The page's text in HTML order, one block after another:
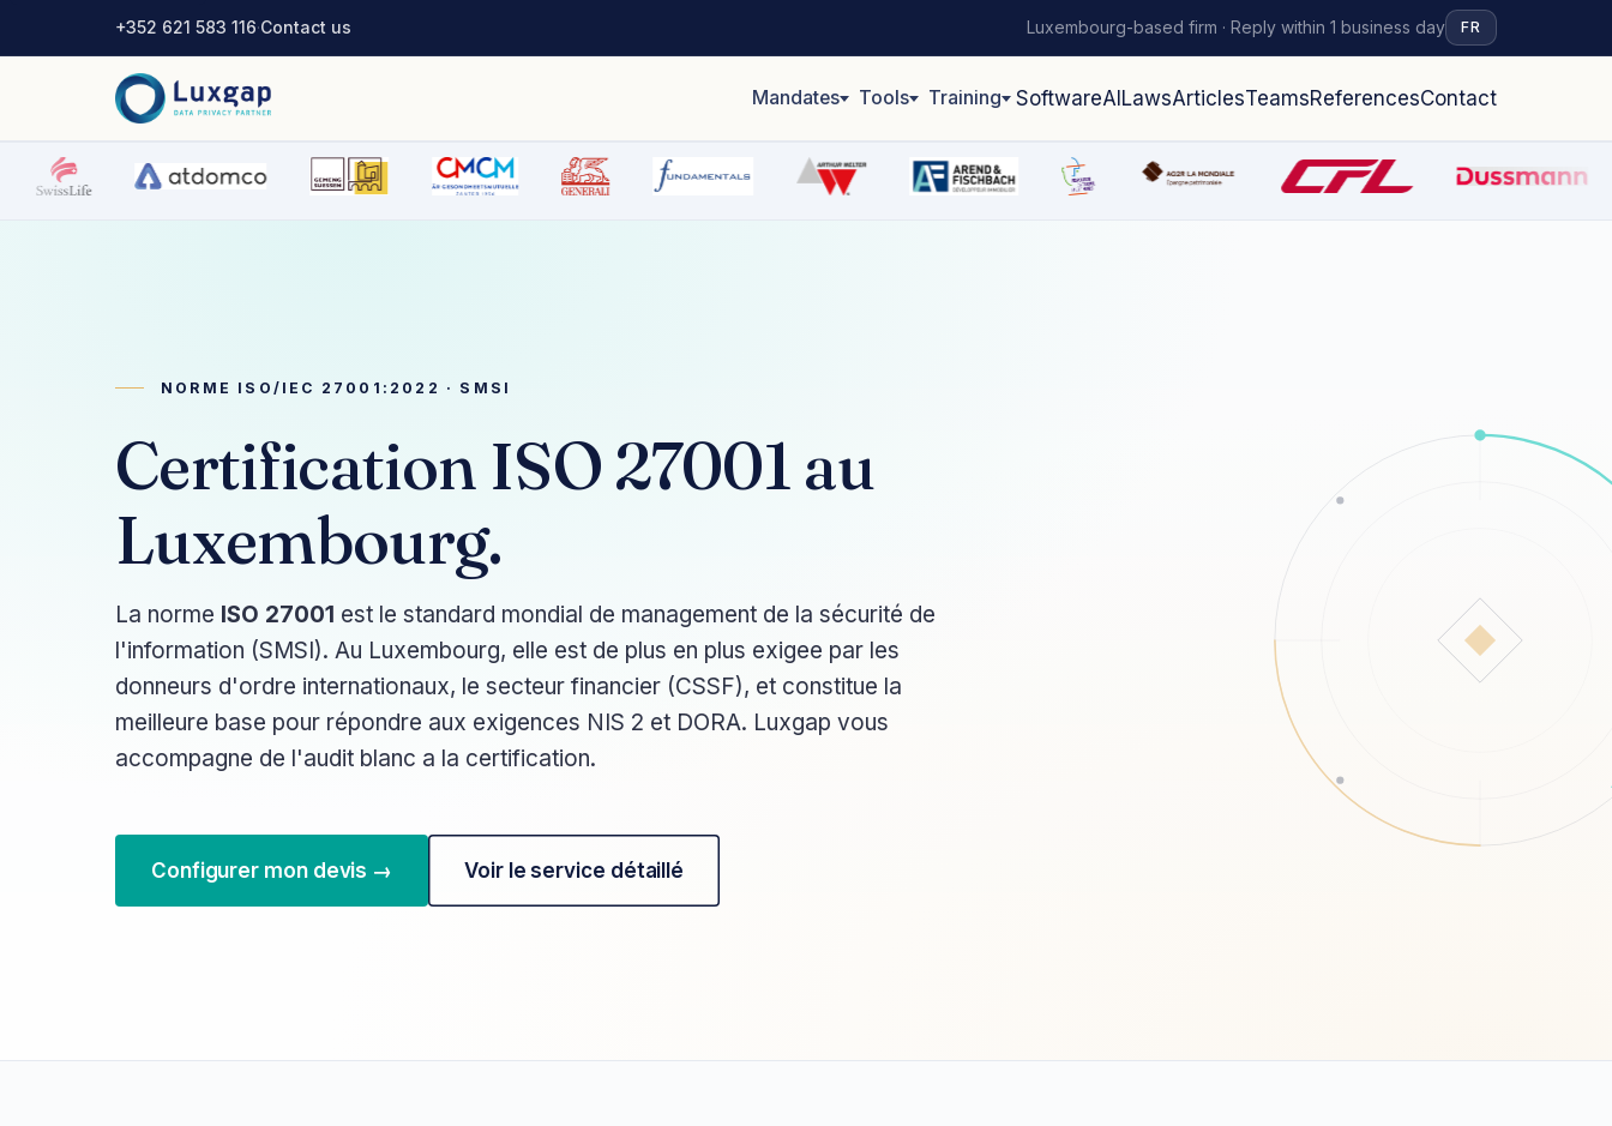
+352 621 583 116·Contact us Luxembourg-based firm · Reply within 1 business day FR
Mandates Tools Training SoftwareAI LawsArticlesTeamsReferencesContact
NORME ISO/IEC 27001:2022 · SMSI
Certification ISO 27001 au
Luxembourg.
La norme ISO 27001 est le standard mondial de management de la sécurité de
l'information (SMSI). Au Luxembourg, elle est de plus en plus exigee par les
donneurs d'ordre internationaux, le secteur financier (CSSF), et constitue la
meilleure base pour répondre aux exigences NIS 2 et DORA. Luxgap vous
accompagne de l'audit blanc a la certification.
Configurer mon devis → Voir le service détaillé